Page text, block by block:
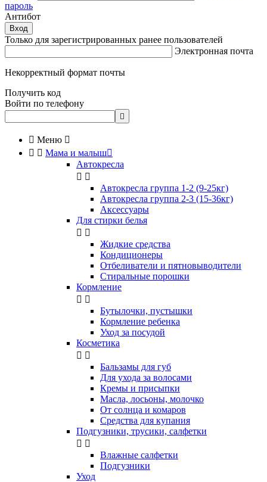
пароль
Антибот
Вход
Только для зарегистрированных ранее пользователей
Электронная почта
Некорректный формат почты
Получить код
Войти по телефону

 Меню 
  Мама и малыш
Автокресла
 
Автокресла группа 1-2 (9-25кг)
Автокресла группа 2-3 (15-36кг)
Аксессуары
Для стирки белья
 
Жидкие средства
Кондиционеры
Отбеливатели и пятновыводители
Стиральные порошки
Кормление
 
Бутылочки, пустышки
Кормление ребенка
Уход за посудой
Косметика
 
Бальзамы для губ
Для ухода за волосами
Кремы и присыпки
Масла, лосьоны, молочко
От солнца и комаров
Средства для купания
Подгузники, трусики, салфетки
 
Влажные салфетки
Подгузники
Уход